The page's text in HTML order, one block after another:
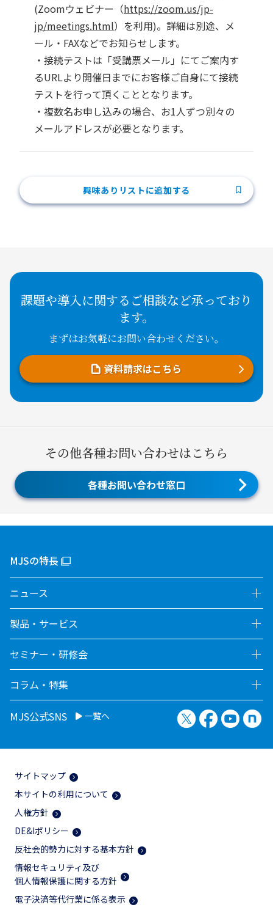
(Zoomウェビナー（https://zoom.us/jp-
jp/meetings.html）を利用)。詳細は別途、メ
ール・FAXなどでお知らせします。
・接続テストは「受講票メール」にてご案内す
るURLより開催日までにお客様ご自身にて接続
テストを行って頂くこととなります。
・複数名お申し込みの場合、お1人ずつ別々の
メールアドレスが必要となります。
興味ありリストに追加する
課題や導入に関するご相談など承っており
ます。
まずはお気軽にお問い合わせください。
資料請求はこちら
その他各種お問い合わせはこちら
各種お問い合わせ窓口
MJSの特長
ニュース
製品・サービス
セミナー・研修会
コラム・特集
MJS公式SNS 一覧へ X（旧Twitter）
Facebook
サイトマップ
本サイトの利用について
人権方針
DE&Iポリシー
反社会的勢力に対する基本方針
情報セキュリティ及び
個人情報保護に関する方針
電子決済等代行業に係る表示